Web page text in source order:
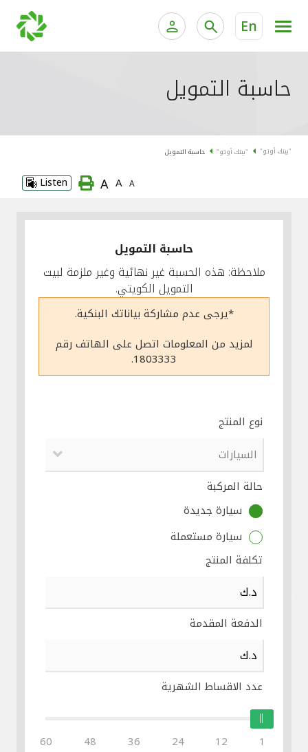
En
الخدمات المصرفية الإلكترونية للأفراد
خدمة "بيتك" للتداول الإلكتروني
جميع السيارات
اتصل بنا
مواقع الفروع وأجهزة الصرف الآلي
ألمانيا
تركيا
ماليزيا
مصر
المملكة المتحدة
مملكة البحرين
حاسبة التمويل
"بيتك أوتو" "بيتك أوتو" حاسبة التمويل
A
A
A
Listen
حاسبة التمويل
ملاحظة: هذه الحسبة غير نهائية وغير ملزمة لبيت
التمويل الكويتي.
*يرجى عدم مشاركة بياناتك البنكية.
لمزيد من المعلومات اتصل على الهاتف رقم
1803333.
نوع المنتج
حالة المركبة
سيارة جديدة
سيارة مستعملة
تكلفة المنتج
الدفعة المقدمة
عدد الاقساط الشهرية
1
12
24
36
48
60